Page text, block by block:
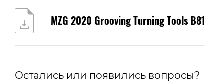
MZG 2020 Grooving Turning Tools
Остались или появились